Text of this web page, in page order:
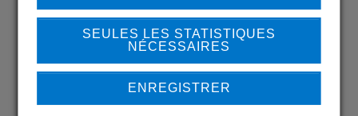
LEARN MORE ABOUT
OUR REFERENCES
SEULES LES STATISTIQUES
NÉCESSAIRES
ENREGISTRER